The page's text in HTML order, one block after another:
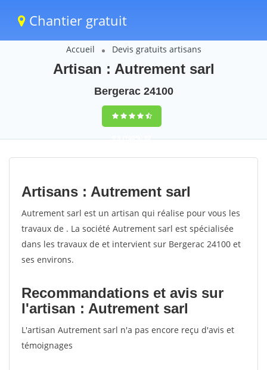
Chantier gratuit
Accueil Devis gratuits artisans
Artisan : Autrement sarl
Bergerac 24100
9,5(100%)82
votes
Artisans : Autrement sarl
Autrement sarl est un artisan qui réalise pour vous les
travaux de . La société Autrement sarl est spécialisée
dans les travaux de et intervient sur Bergerac 24100 et
ses environs.
Recommandations et avis sur
l'artisan : Autrement sarl
L'artisan Autrement sarl n'a pas encore reçu d'avis et
témoignages